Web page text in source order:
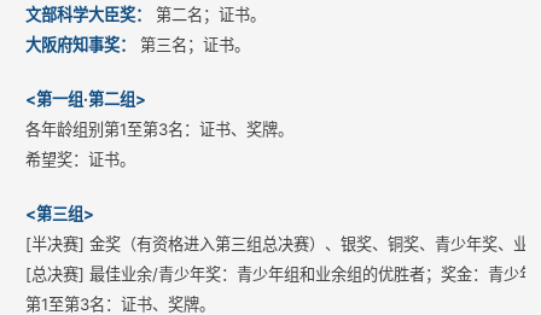
文部科学大臣奖：
第二名；证书。
大阪府知事奖：
第三名；证书。
<第一组·第二组>
各年龄组别第1至第3名：证书、奖牌。
希望奖：证书。
<第三组>
[半决赛] 金奖（有资格进入第三组总决赛）、银奖、铜奖、青少年奖、业
[总决赛] 最佳业余/青少年奖：青少年组和业余组的优胜者；奖金：青少
第1至第3名：证书、奖牌。